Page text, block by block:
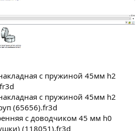
с пружиной 45мм h2
с пружиной 45мм h2
(65656).fr3d
с доводчиком 45 мм h0
(118051).fr3d